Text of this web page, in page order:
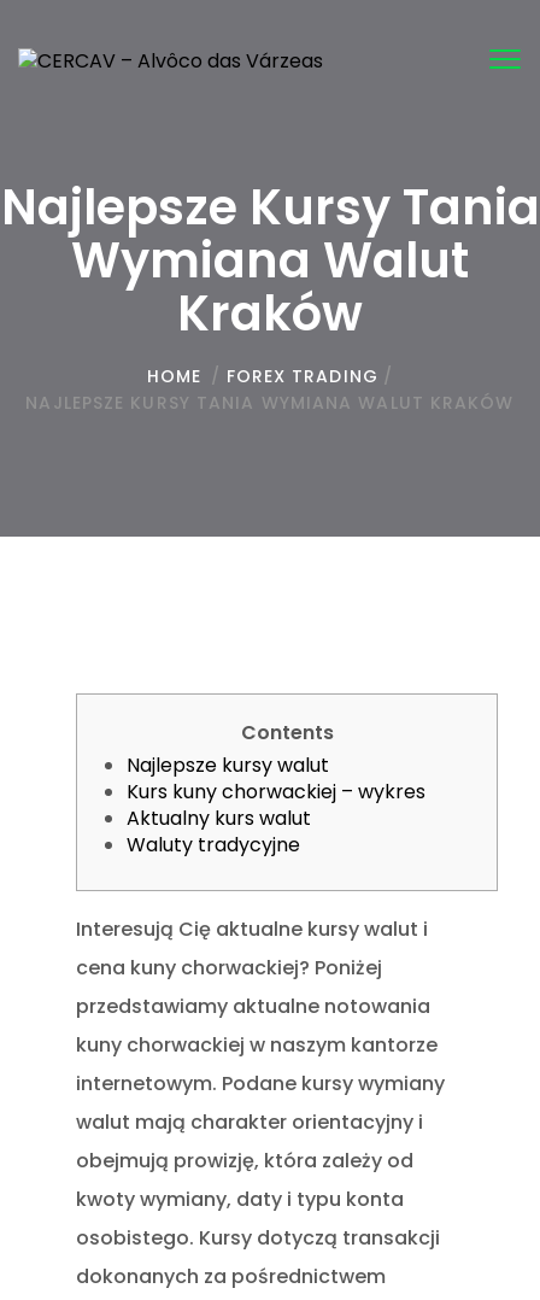
Najlepsze Kursy Tania
Wymiana Walut
Kraków
HOME / FOREX TRADING /
NAJLEPSZE KURSY TANIA WYMIANA WALUT KRAKÓW
Contents
Najlepsze kursy walut
Kurs kuny chorwackiej – wykres
Aktualny kurs walut
Waluty tradycyjne
Interesują Cię aktualne kursy walut i
cena kuny chorwackiej? Poniżej
przedstawiamy aktualne notowania
kuny chorwackiej w naszym kantorze
internetowym. Podane kursy wymiany
walut mają charakter orientacyjny i
obejmują prowizję, która zależy od
kwoty wymiany, daty i typu konta
osobistego. Kursy dotyczą transakcji
dokonanych za pośrednictwem